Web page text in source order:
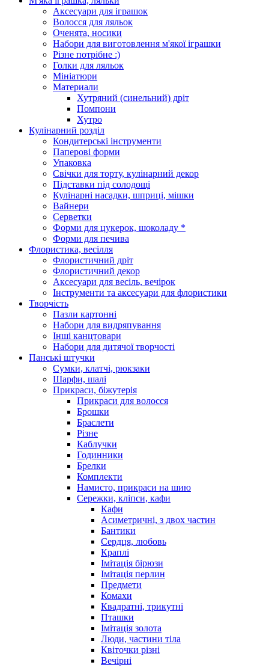
Аксесуари для іграшок
Волосся для ляльок
Оченята, носики
Набори для виготовлення м'якої іграшки
Різне потрібне :)
Голки для ляльок
Мініатюри
Материали
Хутряний (синельний) дріт
Помпони
Хутро
Кулінарний розділ
Кондитерські інструменти
Паперові форми
Упаковка
Свічки для торту, кулінарний декор
Підставки під солодощі
Кулінарні насадки, шприці, мішки
Вайнери
Серветки
Форми для цукерок, шоколаду *
Форми для печива
Флористика, весілля
Флористичний дріт
Флористичний декор
Аксесуари для весіль, вечірок
Інструменти та аксесуари для флористики
Творчість
Пазли картонні
Набори для видряпування
Інші канцтовари
Набори для дитячої творчості
Панські штучки
Сумки, клатчі, рюкзаки
Шарфи, шалі
Прикраси, біжутерія
Прикраси для волосся
Брошки
Браслети
Різне
Каблучки
Годинники
Брелки
Комплекти
Намисто, прикраси на шию
Сережки, кліпси, кафи
Кафи
Асиметричні, з двох частин
Бантики
Сердця, любовь
Краплі
Імітація бірюзи
Імітація перлин
Предмети
Комахи
Квадратні, трикутні
Пташки
Імітація золота
Люди, частини тіла
Квіточки різні
Вечірні